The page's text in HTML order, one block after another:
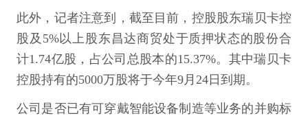
此外，记者注意到，截至目前，控股股东瑞贝卡控
股及5%以上股东昌达商贸处于质押状态的股份合
计1.74亿股，占公司总股本的15.37%。其中瑞贝卡
控股持有的5000万股将于今年9月24日到期。
公司是否已有可穿戴智能设备制造等业务的并购标